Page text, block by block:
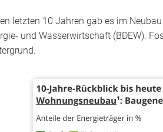
letzten 10 Jahren gab es im
und Wasserwirtschaft (BDEW).